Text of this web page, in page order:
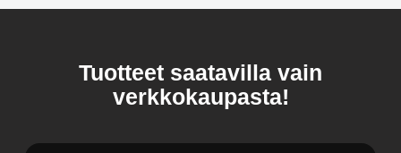
Tuotteet saatavilla vain
verkkokaupasta!